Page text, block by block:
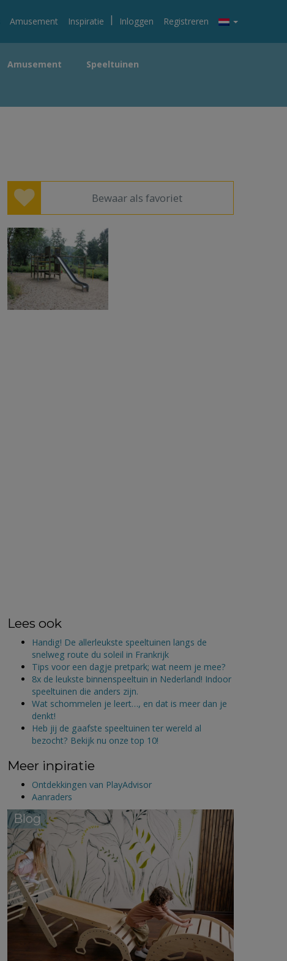
Amusement Inspiratie | Inloggen Registreren
Amusement
Speeltuinen
Bewaar als favoriet
Lees ook
Handig! De allerleukste speeltuinen langs de
snelweg route du soleil in Frankrijk
Tips voor een dagje pretpark; wat neem je mee?
8x de leukste binnenspeeltuin in Nederland! Indoor
speeltuinen die anders zijn.
Wat schommelen je leert…, en dat is meer dan je
denkt!
Heb jij de gaafste speeltuinen ter wereld al
bezocht? Bekijk nu onze top 10!
Meer inpiratie
Ontdekkingen van PlayAdvisor
Aanraders
Blog